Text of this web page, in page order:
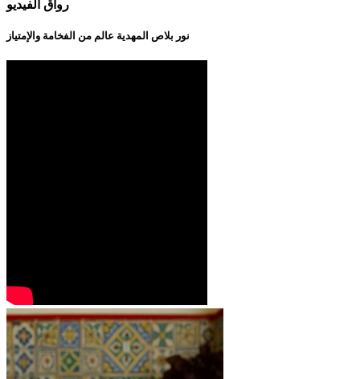
رواق الفيديو
نور بلاص المهدية عالم من الفخامة والإمتياز